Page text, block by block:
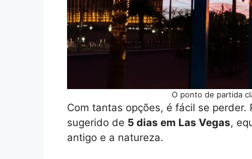
O ponto de partida
Com tantas opções, é fácil se
sugerido de 5 dias em Las Vegas,
antigo e a natureza.